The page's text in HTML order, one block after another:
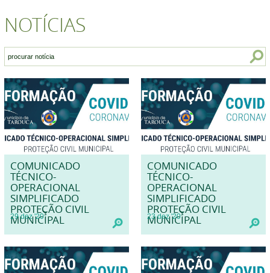
NOTÍCIAS
COMUNICADO
TÉCNICO-
OPERACIONAL
SIMPLIFICADO
PROTEÇÃO CIVIL
MUNICIPAL
29 dez '20
COMUNICADO
TÉCNICO-
OPERACIONAL
SIMPLIFICADO
PROTEÇÃO CIVIL
MUNICIPAL
23 dez '20